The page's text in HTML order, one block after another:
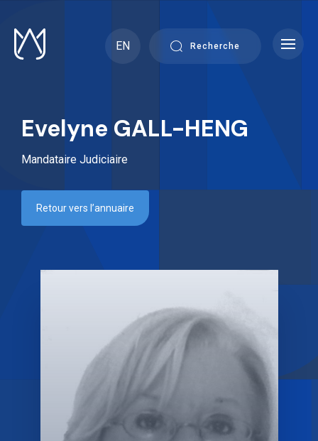
content
EN
Recherche
Evelyne GALL-HENG
Mandataire Judiciaire
Retour vers l’annuaire